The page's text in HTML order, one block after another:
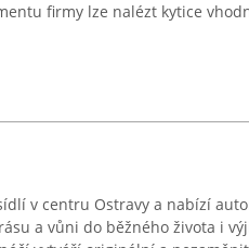
firmy lze nalézt kytice
v centru Ostravy a nabízí
a vůni do běžného života i